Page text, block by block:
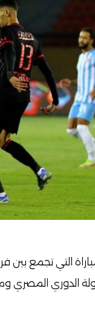
التي تجمع
الدوري المصري